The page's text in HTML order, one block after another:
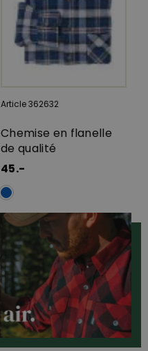
Article 362632
Chemise en flanelle
de qualité
45.-